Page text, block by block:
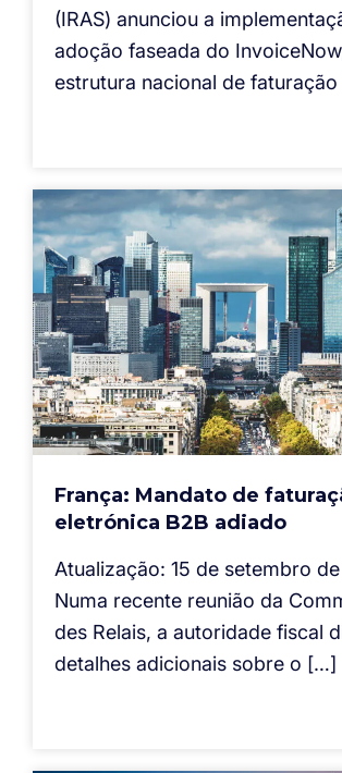
(IRAS) anunciou a
adoção faseada do
estrutura nacional de
França: Mandato de
eletrónica B2B adiado
Atualização: 15 de setembro
Numa recente reunião da
des Relais, a autoridade fiscal
detalhes adicionais sobre o […]